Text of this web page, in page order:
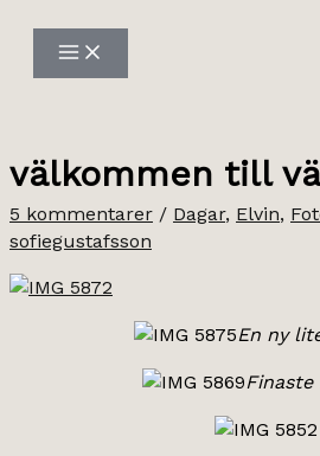
innehåll
välkommen till
5 kommentarer / Dagar, Elvin,
sofiegustafsson
En ny